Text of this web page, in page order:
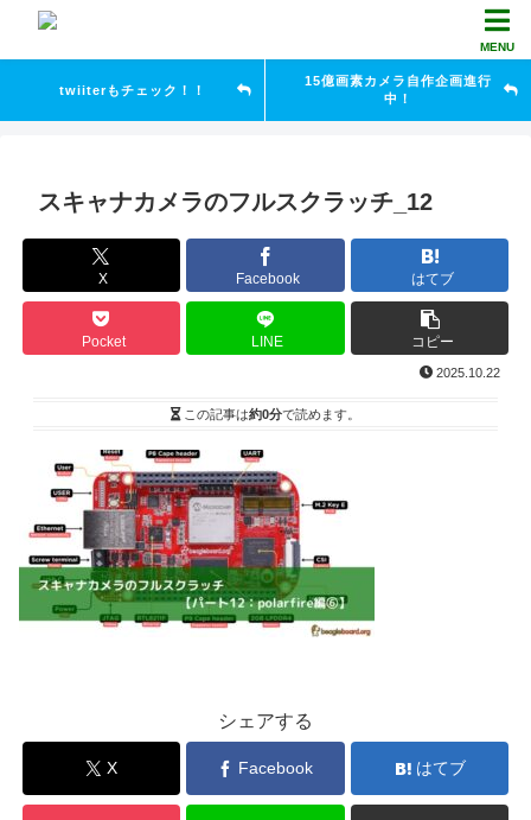
MENU
twiiterもチェック！！
15億画素カメラ自作企画進行
中！
スキャナカメラのフルスクラッチ_12
X Facebook はてブ
Pocket LINE コピー
2025.10.22
この記事は約0分で読めます。
シェアする
X Facebook はてブ